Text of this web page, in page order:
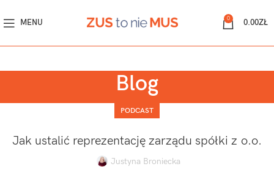
MENU 0 0.00ZŁ
Blog
PODCAST
Jak ustalić reprezentację zarządu spółki z o.o.
Justyna Broniecka